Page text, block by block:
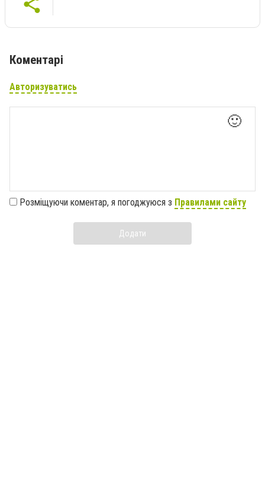
Коментарі
Авторизуватись
🙂
Розміщуючи коментар, я погоджуюся з Правилами сайту
Додати